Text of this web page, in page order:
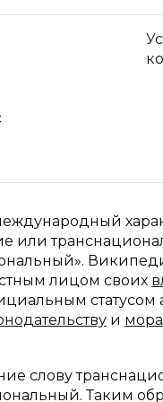
или
лицом своих
статусом
и
слову
Таким